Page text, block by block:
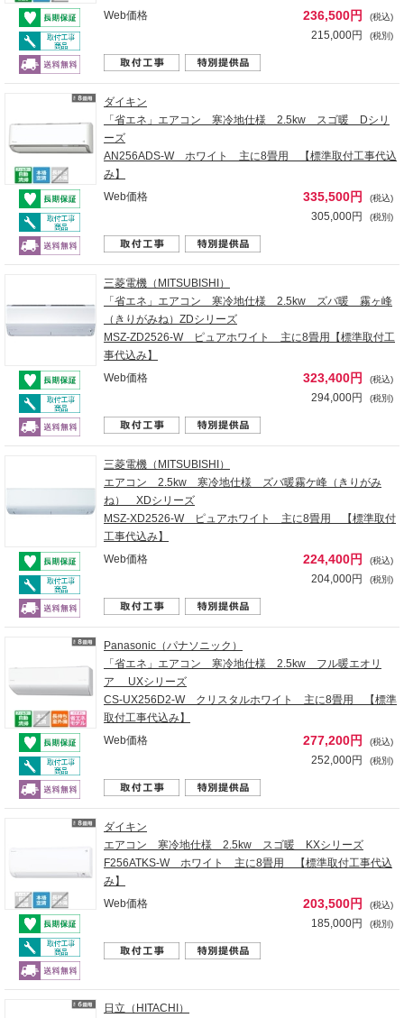
Web価格
236,500円 (税込)
215,000円 (税別)
ダイキン
「省エネ」エアコン 寒冷地仕様 2.5kw スゴ暖 Dシリ
ーズ
AN256ADS-W ホワイト 主に8畳用 【標準取付工事代込
み】
Web価格
335,500円 (税込)
305,000円 (税別)
三菱電機（MITSUBISHI）
「省エネ」エアコン 寒冷地仕様 2.5kw ズバ暖 霧ヶ峰
（きりがみね）ZDシリーズ
MSZ-ZD2526-W ピュアホワイト 主に8畳用【標準取付工
事代込み】
Web価格
323,400円 (税込)
294,000円 (税別)
三菱電機（MITSUBISHI）
エアコン 2.5kw 寒冷地仕様 ズバ暖霧ケ峰（きりがみ
ね） XDシリーズ
MSZ-XD2526-W ピュアホワイト 主に8畳用 【標準取付
工事代込み】
Web価格
224,400円 (税込)
204,000円 (税別)
Panasonic（パナソニック）
「省エネ」エアコン 寒冷地仕様 2.5kw フル暖エオリ
ア UXシリーズ
CS-UX256D2-W クリスタルホワイト 主に8畳用 【標準
取付工事代込み】
Web価格
277,200円 (税込)
252,000円 (税別)
ダイキン
エアコン 寒冷地仕様 2.5kw スゴ暖 KXシリーズ
F256ATKS-W ホワイト 主に8畳用 【標準取付工事代込
み】
Web価格
203,500円 (税込)
185,000円 (税別)
日立（HITACHI）